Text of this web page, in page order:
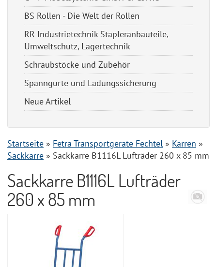
BS Rollen - Die Welt der Rollen
RR Industrietechnik Stapleranbauteile,
Umweltschutz, Lagertechnik
Schraubstöcke und Zubehör
Spanngurte und Ladungssicherung
Neue Artikel
Startseite » Fetra Transportgeräte Fechtel » Karren »
Sackkarre » Sackkarre B1116L Lufträder 260 x 85 mm
Sackkarre B1116L Lufträder
260 x 85 mm